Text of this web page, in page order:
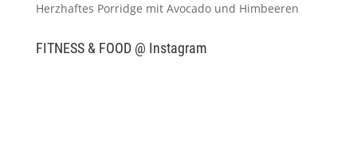
Herzhaftes Porridge mit Avocado und Himbeeren
FITNESS & FOOD @ Instagram